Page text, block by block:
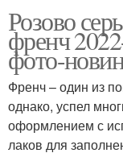
Розово
френч
фото-
Френч – один из
однако, успел
оформлением с
лаков для